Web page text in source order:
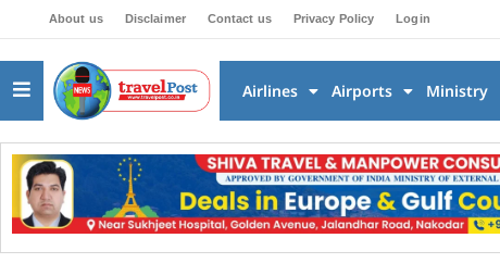
About us Disclaimer Contact us Privacy Policy Login
Airlines Airports Ministry